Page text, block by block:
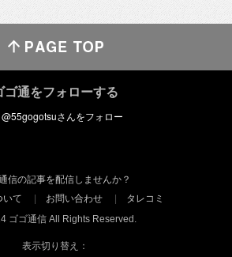
ゴ通をフォローする
信の記事を配信しませんか？
いて
お問い合わせ
タレコミ
ゴゴ通信 All Rights Reserved.
表示切り替え：